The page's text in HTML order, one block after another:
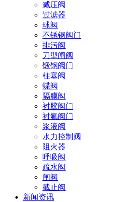
减压阀
过滤器
球阀
不锈钢阀门
排污阀
刀型闸阀
锻钢阀门
柱塞阀
蝶阀
隔膜阀
衬胶阀门
衬氟阀门
浆液阀
水力控制阀
阻火器
呼吸阀
疏水阀
闸阀
截止阀
止回阀
新闻资讯